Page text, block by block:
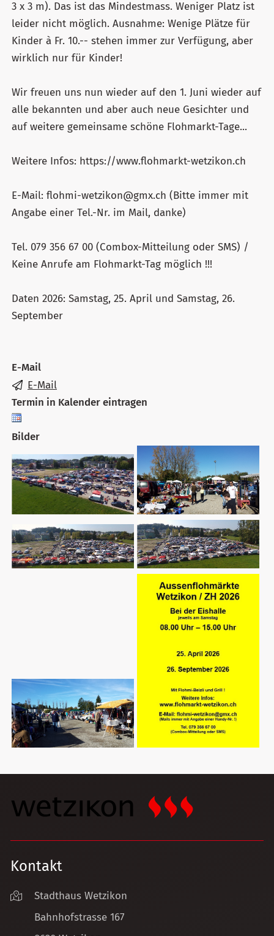
3 x 3 m). Das ist das Mindestmass. Weniger Platz ist
leider nicht möglich. Ausnahme: Wenige Plätze für
Kinder à Fr. 10.-- stehen immer zur Verfügung, aber
wirklich nur für Kinder!
Wir freuen uns nun wieder auf den 1. Juni wieder auf
alle bekannten und aber auch neue Gesichter und
auf weitere gemeinsame schöne Flohmarkt-Tage...
Weitere Infos: https://www.flohmarkt-wetzikon.ch
E-Mail: flohmi-wetzikon@gmx.ch (Bitte immer mit
Angabe einer Tel.-Nr. im Mail, danke)
Tel. 079 356 67 00 (Combox-Mitteilung oder SMS) /
Keine Anrufe am Flohmarkt-Tag möglich !!!
Daten 2026: Samstag, 25. April und Samstag, 26.
September
E-Mail
E-Mail
Termin in Kalender eintragen
Bilder
Kontakt
Stadthaus Wetzikon
Bahnhofstrasse 167